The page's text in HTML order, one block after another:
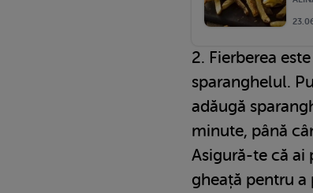
2. Fierberea
sparanghelul.
adăugă
minute, până
Asigură-te că ai
gheață pentru